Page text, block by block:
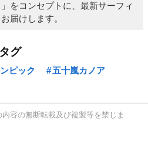
をコンセプトに、最新サーフィ
届けします。
グ
ピック
五十嵐カノア
容の無断転載及び複製等を禁じま